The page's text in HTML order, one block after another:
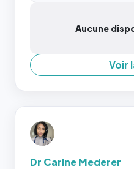
Aucune
Voir
Dr Carine Mederer